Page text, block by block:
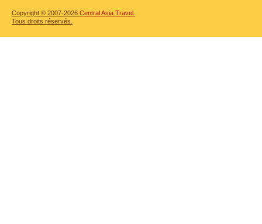
Copyright © 2007-2026 Central Asia Travel.
Tous droits réservés.